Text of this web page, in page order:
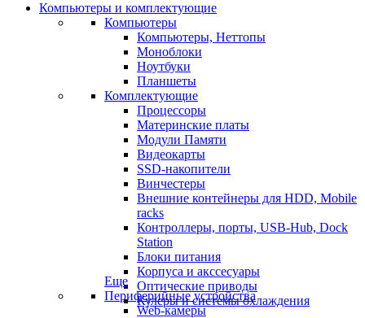
Компьютеры и комплектующие
Компьютеры
Компьютеры, Неттопы
Моноблоки
Ноутбуки
Планшеты
Комплектующие
Процессоры
Материнские платы
Модули Памяти
Видеокарты
SSD-накопители
Винчестеры
Внешние контейнеры для HDD, Mobile
racks
Контроллеры, порты, USB-Hub, Dock
Station
Блоки питания
Корпуса и акссесуары
Оптические приводы
Кулеры и системы охлаждения
Еще
Периферийные устройства
Web-камеры